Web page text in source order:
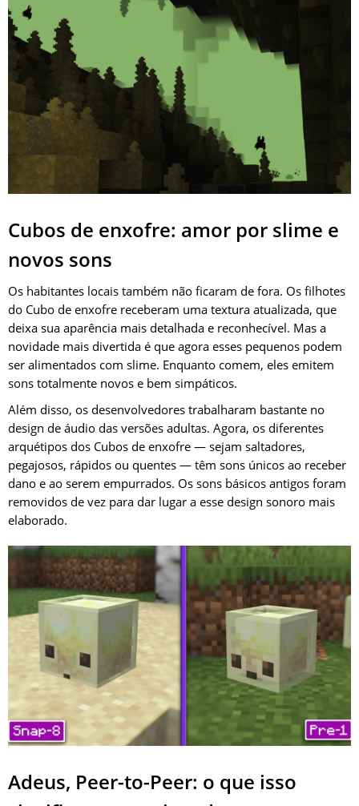
Cubos de enxofre: amor por slime e
novos sons
Os habitantes locais também não ficaram de fora. Os filhotes
do Cubo de enxofre receberam uma textura atualizada, que
deixa sua aparência mais detalhada e reconhecível. Mas a
novidade mais divertida é que agora esses pequenos podem
ser alimentados com slime. Enquanto comem, eles emitem
sons totalmente novos e bem simpáticos.
Além disso, os desenvolvedores trabalharam bastante no
design de áudio das versões adultas. Agora, os diferentes
arquétipos dos Cubos de enxofre — sejam saltadores,
pegajosos, rápidos ou quentes — têm sons únicos ao receber
dano e ao serem empurrados. Os sons básicos antigos foram
removidos de vez para dar lugar a esse design sonoro mais
elaborado.
Adeus, Peer-to-Peer: o que isso